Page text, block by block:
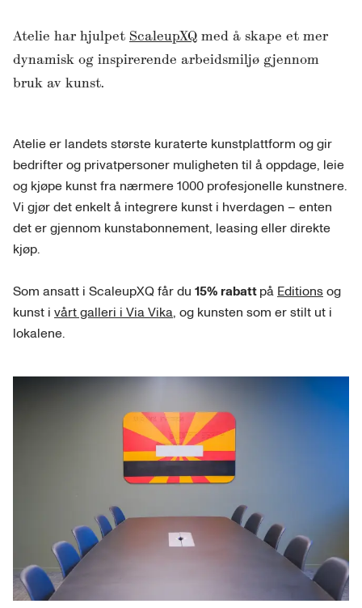
Atelie har hjulpet ScaleupXQ med å skape et mer
dynamisk og inspirerende arbeidsmiljø gjennom
bruk av kunst.
Atelie er landets største kuraterte kunstplattform og gir
bedrifter og privatpersoner muligheten til å oppdage, leie
og kjøpe kunst fra nærmere 1000 profesjonelle kunstnere.
Vi gjør det enkelt å integrere kunst i hverdagen – enten
det er gjennom kunstabonnement, leasing eller direkte
kjøp.
Som ansatt i ScaleupXQ får du 15% rabattpå Editionsog
kunst i vårt galleri i Via Vika, og kunsten som er stilt ut i
lokalene.